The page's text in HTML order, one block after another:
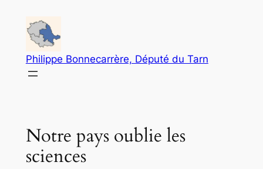
contenu
Philippe Bonnecarrère, Député du Tarn
Notre pays oublie les
sciences